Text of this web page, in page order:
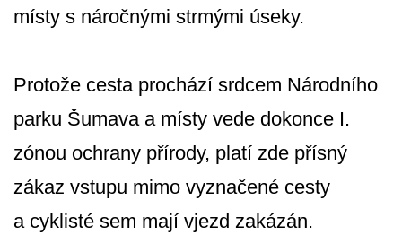
místy s náročnými strmými úseky.
Protože cesta prochází srdcem Národního
parku Šumava a místy vede dokonce I.
zónou ochrany přírody, platí zde přísný
zákaz vstupu mimo vyznačené cesty
a cyklisté sem mají vjezd zakázán.